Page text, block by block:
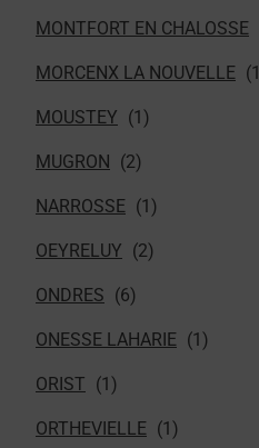
MONTFORT EN CHALOSSE
MORCENX LA NOUVELLE
MOUSTEY
MUGRON
NARROSSE
OEYRELUY
ONDRES
ONESSE LAHARIE
ORIST
ORTHEVIELLE